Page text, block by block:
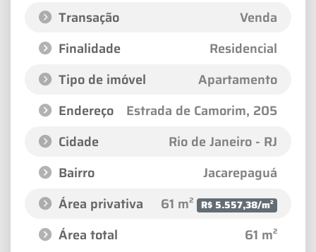
Transação
Venda
Finalidade
Residencial
Tipo de imóvel
Apartamento
Endereço
Estrada de Camorim, 205
Cidade
Rio de Janeiro - RJ
Bairro
Jacarepaguá
Área privativa
61 m² R$ 5.557,38/m²
Área total 61 m²